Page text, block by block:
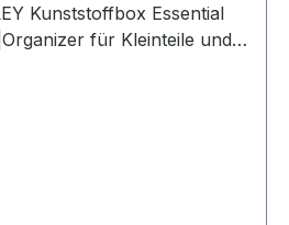
Kunststoffbox Essential
für Kleinteile und
Innen: